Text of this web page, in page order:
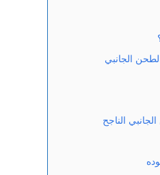
الجانبي
الناجح